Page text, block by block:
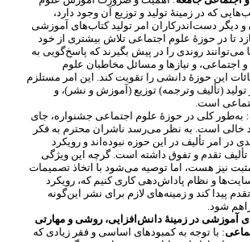
هایی که در زمینۀ تولید و توزیع آن وجود دارد،
و دیگر دستاندرکاران امر تولید کتابهای آموزشی
تا در حوزۀ علوم اجتماعی تلاش بیشتری از خود
میتوانند روندی را در پیش بگیرند که پاسخگویی به
و اجتماعی، و نیازها و مسائل مخاطبان علوم
این حوزۀ دانشی را تقویت کند. این امر مستلزم
(تألیف وترجمه) توزیع (آموزش و نشر)، و
است.
: بهطور کلی در حوزۀ علوم اجتماعی جشنواره، جای
خالی است. به نظر میرسد ناشران محترم به فکر
در امر تألیف در این حوزه نبوده اند و رویکرد
تقدم و تفوق داشته است. گرچه این ویژگی
نیز هست، اما توصیه میشود با اتخاذ تصمیمات
ها و نظام پاداشدهی کاری کنیم که، رویکرد
پیدا کند و زمینههای لازم برای نشر اینگونه
شود.
آموزشی در زمینۀ دانش افزایی، روشی و مهارتی
: با توجه به کمبودهای اساسی و فقر زیادی که